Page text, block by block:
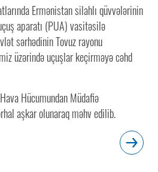
Ermənistan silahlı qüvvələrinin
aparatı (PUA) vasitəsilə
sərhədinin Tovuz rayonu
üzərində uçuşlar keçirməyə cəhd
Hücumundan Müdafiə
aşkar olunaraq məhv edilib.